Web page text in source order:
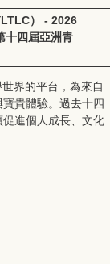
） - 2026
十四屆亞洲青
界的平台， 為來自
貴體驗。 過去十四
促進個人成長、文化